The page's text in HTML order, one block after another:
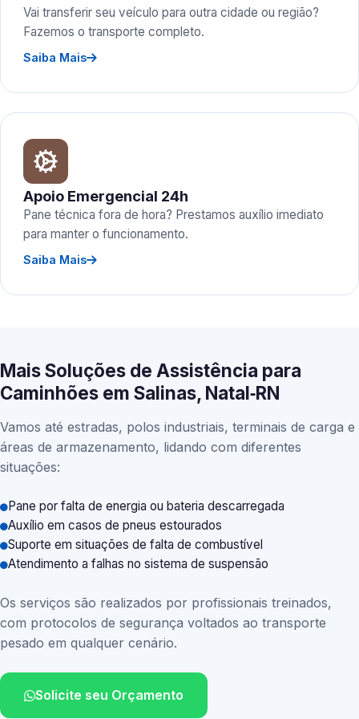
Vai transferir seu veículo para outra cidade ou região?
Fazemos o transporte completo.
Saiba Mais
Apoio Emergencial 24h
Pane técnica fora de hora? Prestamos auxílio imediato
para manter o funcionamento.
Saiba Mais
Mais Soluções de Assistência para
Caminhões em Salinas, Natal‑RN
Vamos até estradas, polos industriais, terminais de carga e
áreas de armazenamento, lidando com diferentes
situações:
Pane por falta de energia ou bateria descarregada
Auxílio em casos de pneus estourados
Suporte em situações de falta de combustível
Atendimento a falhas no sistema de suspensão
Os serviços são realizados por profissionais treinados,
com protocolos de segurança voltados ao transporte
pesado em qualquer cenário.
Solicite seu Orçamento